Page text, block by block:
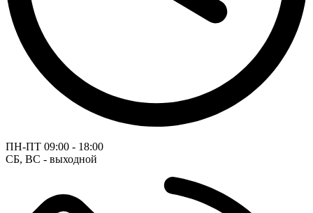
ПН-ПТ 09:00 - 18:00
СБ, ВС - выходной